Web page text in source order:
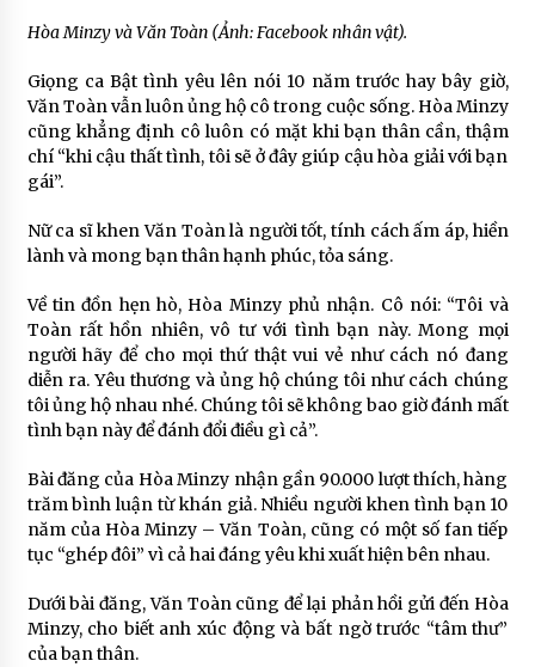
Hòa Minzy và Văn Toàn (Ảnh: Facebook nhân vật).
Giọng ca Bật tình yêu lên nói 10 năm trước hay bây giờ,
Văn Toàn vẫn luôn ủng hộ cô trong cuộc sống. Hòa Minzy
cũng khẳng định cô luôn có mặt khi bạn thân cần, thậm
chí “khi cậu thất tình, tôi sẽ ở đây giúp cậu hòa giải với bạn
gái”.
Nữ ca sĩ khen Văn Toàn là người tốt, tính cách ấm áp, hiền
lành và mong bạn thân hạnh phúc, tỏa sáng.
Về tin đồn hẹn hò, Hòa Minzy phủ nhận. Cô nói: “Tôi và
Toàn rất hồn nhiên, vô tư với tình bạn này. Mong mọi
người hãy để cho mọi thứ thật vui vẻ như cách nó đang
diễn ra. Yêu thương và ủng hộ chúng tôi như cách chúng
tôi ủng hộ nhau nhé. Chúng tôi sẽ không bao giờ đánh mất
tình bạn này để đánh đổi điều gì cả”.
Bài đăng của Hòa Minzy nhận gần 90.000 lượt thích, hàng
trăm bình luận từ khán giả. Nhiều người khen tình bạn 10
năm của Hòa Minzy – Văn Toàn, cũng có một số fan tiếp
tục “ghép đôi” vì cả hai đáng yêu khi xuất hiện bên nhau.
Dưới bài đăng, Văn Toàn cũng để lại phản hồi gửi đến Hòa
Minzy, cho biết anh xúc động và bất ngờ trước “tâm thư”
của bạn thân.